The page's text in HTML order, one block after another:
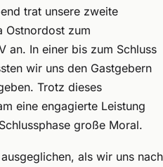
trat unsere zweite
Ostnordost zum
an. In einer bis zum Schluss
wir uns den Gastgebern
Trotz dieses
eine engagierte Leistung
große Moral.
als wir uns nach